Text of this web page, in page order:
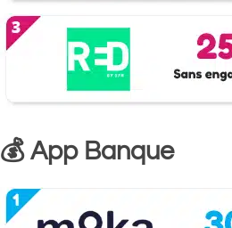
💰 App Banque